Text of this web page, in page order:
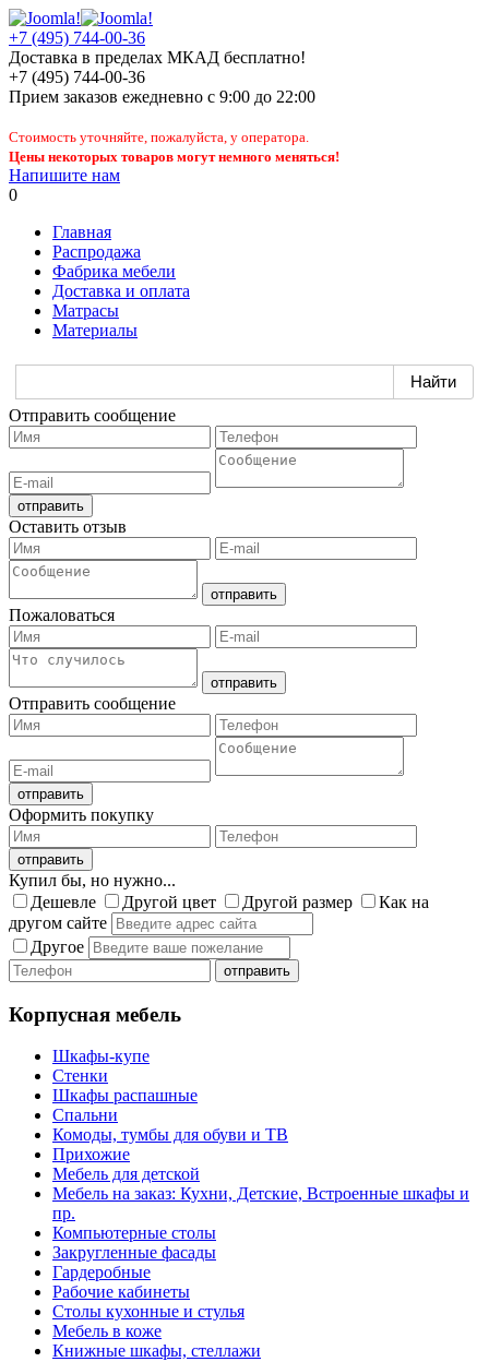
+7 (495) 744-00-36
Доставка в пределах МКАД бесплатно!
+7 (495) 744-00-36
Прием заказов ежедневно с 9:00 до 22:00
Стоимость уточняйте, пожалуйста, у оператора.
Цены некоторых товаров могут немного меняться!
Напишите нам
0
Главная
Распродажа
Фабрика мебели
Доставка и оплата
Матрасы
Материалы
Отправить сообщение
Оставить отзыв
Пожаловаться
Отправить сообщение
Оформить покупку
Купил бы, но нужно...
Дешевле
Другой цвет Другой размер
Как на
другом сайте
Другое
Корпусная мебель
Шкафы-купе
Стенки
Шкафы распашные
Спальни
Комоды, тумбы для обуви и ТВ
Прихожие
Мебель для детской
Мебель на заказ: Кухни, Детские, Встроенные шкафы и
пр.
Компьютерные столы
Закругленные фасады
Гардеробные
Рабочие кабинеты
Столы кухонные и стулья
Мебель в коже
Книжные шкафы, стеллажи